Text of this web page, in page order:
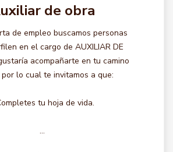
de obra
de empleo buscamos personas
en el cargo de AUXILIAR DE
acompañarte en tu camino
lo cual te invitamos a que:
tu hoja de vida.
...